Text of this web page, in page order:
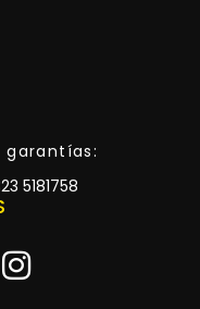
garantías:
5181758